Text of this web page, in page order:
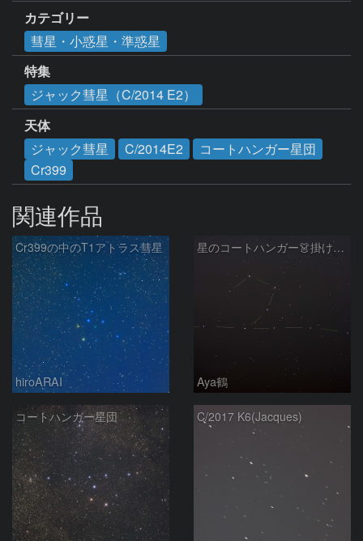
カテゴリー
彗星・小惑星・準惑星
特集
ジャック彗星（C/2014 E2）
天体
ジャック彗星
C/2014E2
コートハンガー星団
Cr399
関連作品
Cr399の中のT1アトラス彗星
hiroARAI
星のコートハンガー👗掛けてみたいな
Aya鶴
コートハンガー星団 C/2017 K6(Jacques)